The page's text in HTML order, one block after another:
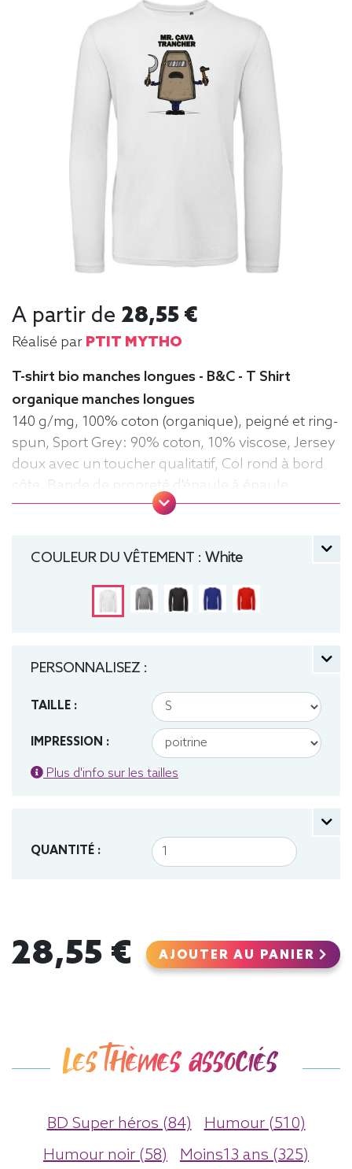
A partir de 28,55 €
Réalisé par PTIT MYTHO
T-shirt bio manches longues - B&C - T Shirt
organique manches longues
140 g/mg, 100% coton (organique), peigné et ring-
spun, Sport Grey: 90% coton, 10% viscose, Jersey
doux avec un toucher qualitatif, Col rond à bord
côte, Bande de propreté d'épaule à épaule,
Coutures latérales, puce de taille, Lavable jusqu'à
Léger, Homme, Col rond, Bio / Organic, B&C
COULEUR DU VÊTEMENT : White
PERSONNALISEZ :
TAILLE :
IMPRESSION :
Plus d'info sur les tailles
QUANTITÉ :
28,55 € AJOUTER AU PANIER
Les thèmes associés
BD Super héros (84)
Humour (510)
Humour noir (58)
Moins13 ans (325)